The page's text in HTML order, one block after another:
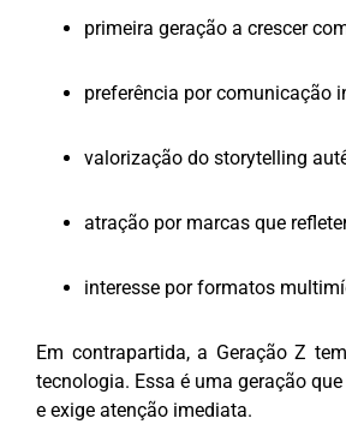
primeira geração a crescer
preferência por comunicação
valorização do storytelling
atração por marcas que
interesse por formatos
Em contrapartida, a Geração Z
tecnologia. Essa é uma geração
e exige atenção imediata.